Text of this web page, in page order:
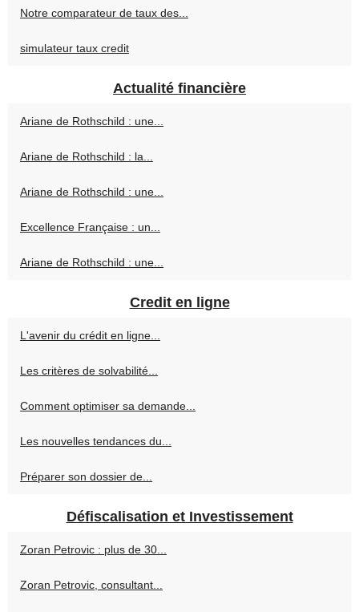
Notre comparateur de taux des...
simulateur taux credit
Actualité financière
Ariane de Rothschild : une...
Ariane de Rothschild : la...
Ariane de Rothschild : une...
Excellence Française : un...
Ariane de Rothschild : une...
Credit en ligne
L'avenir du crédit en ligne...
Les critères de solvabilité...
Comment optimiser sa demande...
Les nouvelles tendances du...
Préparer son dossier de...
Défiscalisation et Investissement
Zoran Petrovic : plus de 30...
Zoran Petrovic, consultant...